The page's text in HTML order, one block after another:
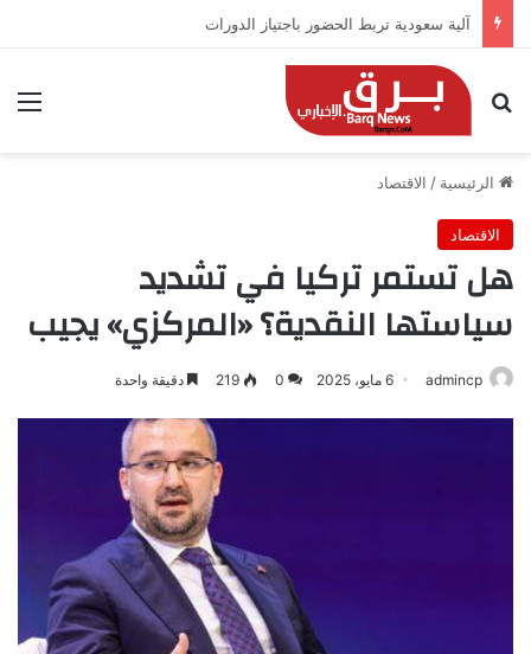
أكسيوس: المفاوضات تتقدم بين عُمان وإيران بشأن هرمز
بحث عن
الرئيسية / الاقتصاد
الاقتصاد
هل تستمر تركيا في تشديد
سياستها النقدية؟ «المركزي» يجيب
admincp 6 مايو، 2025 0
219 دقيقة واحدة